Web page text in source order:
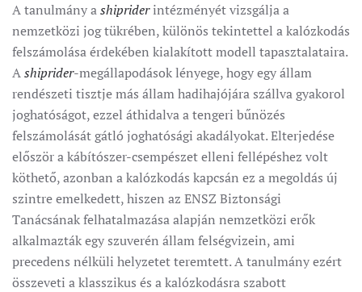
A tanulmány ashipriderintézményét vizsgálja a
nemzetközi jog tükrében, különös tekintettel a kalózkodás
felszámolása érdekében kialakított modell tapasztalataira.
Ashiprider-megállapodások lényege, hogy egy állam
rendészeti tisztje más állam hadihajójára szállva gyakorol
joghatóságot, ezzel áthidalva a tengeri bűnözés
felszámolását gátló joghatósági akadályokat. Elterjedése
először a kábítószer-csempészet elleni fellépéshez volt
köthető, azonban a kalózkodás kapcsán ez a megoldás új
szintre emelkedett, hiszen az ENSZ Biztonsági
Tanácsának felhatalmazása alapján nemzetközi erők
alkalmazták egy szuverén állam felségvizein, ami
precedens nélküli helyzetet teremtett. A tanulmány ezért
összeveti a klasszikus és a kalózkodásra szabott